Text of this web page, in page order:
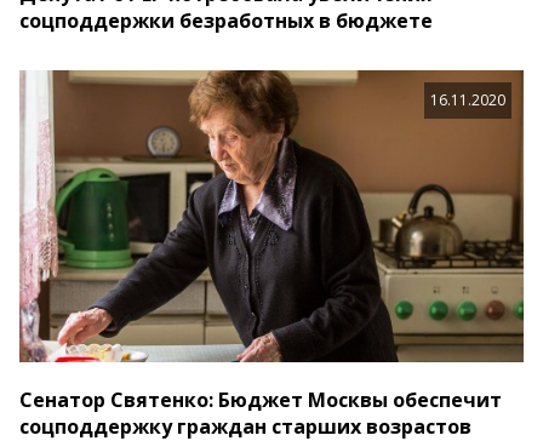
соцподдержки безработных в бюджете
16.11.2020
Сенатор Святенко: Бюджет Москвы обеспечит
соцподдержку граждан старших возрастов